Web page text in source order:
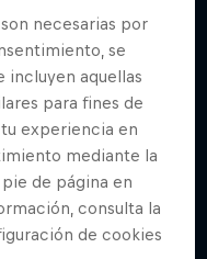
necesarias por
se
incluyen aquellas
para fines de
experiencia en
mediante la
de página en
consulta la
de cookies